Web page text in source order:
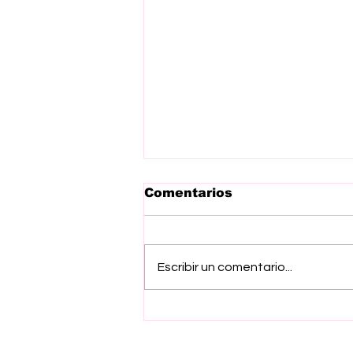
Comentarios
Escribir un comentario...